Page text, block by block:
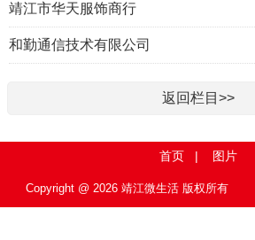
靖江市华天服饰商行
和勤通信技术有限公司
返回栏目>>
首页 | 图片
Copyright @ 2026 靖江微生活 版权所有
15010767号